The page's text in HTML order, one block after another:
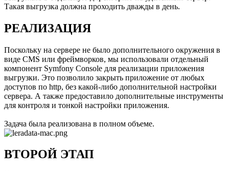
Такая выгрузка должна проходить дважды в день.
РЕАЛИЗАЦИЯ
Поскольку на сервере не было дополнительного окружения в
виде CMS или фреймворков, мы использовали отдельный
компонент Symfony Console для реализации приложения
выгрузки. Это позволило закрыть приложение от любых
доступов по http, без какой-либо дополнительной настройки
сервера. А также предоставило дополнительные инструменты
для контроля и тонкой настройки приложения.
Задача была реализована в полном объеме.
ВТОРОЙ ЭТАП